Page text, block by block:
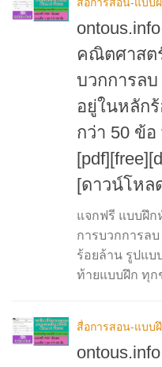
คณิตศาสต
บวกการล
อยู่ในหลัก
กว่า 50 ข้
[ดาวน์โหล
แจกฟรี แบบฝึ
การบวกการล
ร้อยล้าน รูปแบ
ท้ายแบบฝึก ทุก
สื่อการสอน-แบบ